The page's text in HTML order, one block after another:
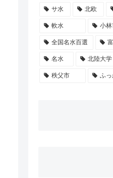
サ水 北欧
軟水 小林
全国名水百選
名水 北陸大学
秩父市 ふ